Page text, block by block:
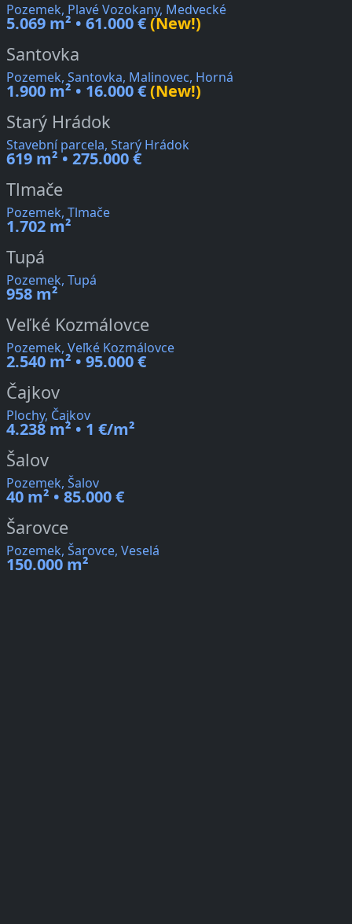
Pozemek, Plavé Vozokany, Medvecké
5.069 m² • 61.000 €(New!)
Santovka
Pozemek, Santovka, Malinovec, Horná
1.900 m² • 16.000 €(New!)
Starý Hrádok
Stavební parcela, Starý Hrádok
619 m² • 275.000 €
Tlmače
Pozemek, Tlmače
1.702 m²
Tupá
Pozemek, Tupá
958 m²
Veľké Kozmálovce
Pozemek, Veľké Kozmálovce
2.540 m² • 95.000 €
Čajkov
Plochy, Čajkov
4.238 m² • 1 €/m²
Šalov
Pozemek, Šalov
40 m² • 85.000 €
Šarovce
Pozemek, Šarovce, Veselá
150.000 m²